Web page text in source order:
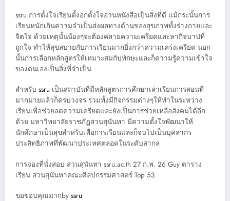
ssru การตั้งใจเรียนตั้งอกตั้งใจอ่านหนังสือเป็นสิ่งที่ดี แม้กระนั้นการ
เรียนหนักเกินความจำเป็นส่งผลทางด้านของสุขภาพทั้งร่างกายและ
จิตใจ ด้วยเหตุนั้นน้องๆจะต้องคลายความเครียดและหากิจบาปที่
ถูกใจ ทำให้สุขสบายกับการเรียนมากยิ่งกว่าความเคร่งเครียด นอก
นั้นการเลือกหลักสูตรให้เหมาะสมกับทักษะและก็ความรู้ความเข้าใจ
ของตนเองเป็นสิ่งที่จำเป็น
สำหรับ ssru เป็นสถาบันที่มีหลักสูตรการศึกษาเล่าเรียนการสอนที่
มากมายแล้วก็ครบวงจร รวมทั้งมีกิจกรรมต่างๆให้ทำในระหว่าง
เรียนเพื่อช่วยลดความเครียดและยังเป็นการช่วยเหลือสังคมได้อีก
ด้วย มหาวิทยาลัยราชภัฏสวนสุนันทา มีความตั้งใจพัฒนาให้
นักศึกษาเป็นสุขสำหรับเพื่อการเรียนและก็จบไปเป็นบุคลากร
ประสิทธิภาพที่พัฒนาประเทศตลอดในระดับสากล
การจองที่นั่งสอบ สวนสุนันทา ssru.ac.th 27 ก.พ. 26 Guy ตาราง
เรียน สวนสุนันทาคณะศิลปกรรมศาสตร์ Top 53
ขอขอบคุณมากby ssru